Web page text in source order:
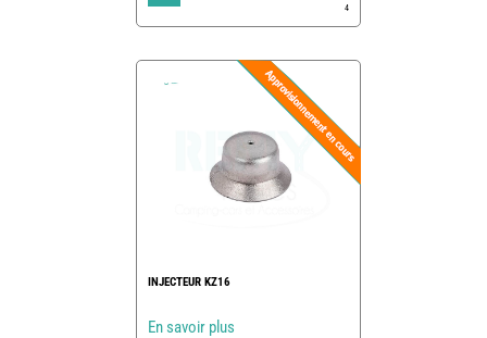
4
INJECTEUR KZ16
En savoir plus